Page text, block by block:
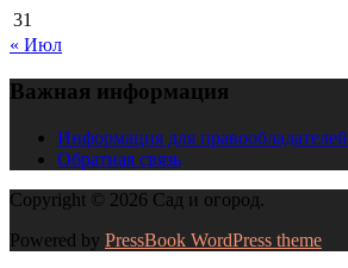
31
« Июл
Важная информация
Информация для правообладателей
Обратная связь
Copyright © 2026 Сад и огород.
Powered by PressBook WordPress theme